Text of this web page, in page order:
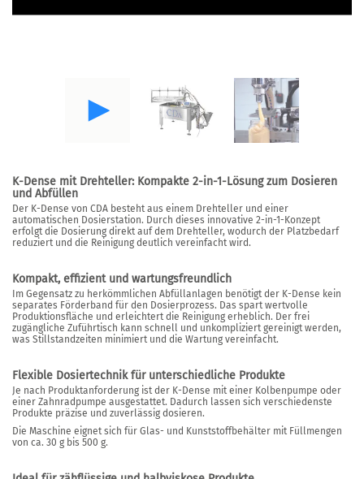
K-Dense mit Drehteller: Kompakte 2-in-1-Lösung zum Dosieren
und Abfüllen
Der K-Dense von CDA besteht aus einem Drehteller und einer
automatischen Dosierstation. Durch dieses innovative 2-in-1-Konzept
erfolgt die Dosierung direkt auf dem Drehteller, wodurch der Platzbedarf
reduziert und die Reinigung deutlich vereinfacht wird.
Kompakt, effizient und wartungsfreundlich
Im Gegensatz zu herkömmlichen Abfüllanlagen benötigt der K-Dense kein
separates Förderband für den Dosierprozess. Das spart wertvolle
Produktionsfläche und erleichtert die Reinigung erheblich. Der frei
zugängliche Zuführtisch kann schnell und unkompliziert gereinigt werden,
was Stillstandzeiten minimiert und die Wartung vereinfacht.
Flexible Dosiertechnik für unterschiedliche Produkte
Je nach Produktanforderung ist der K-Dense mit einer Kolbenpumpe oder
einer Zahnradpumpe ausgestattet. Dadurch lassen sich verschiedenste
Produkte präzise und zuverlässig dosieren.
Die Maschine eignet sich für Glas- und Kunststoffbehälter mit Füllmengen
von ca. 30 g bis 500 g.